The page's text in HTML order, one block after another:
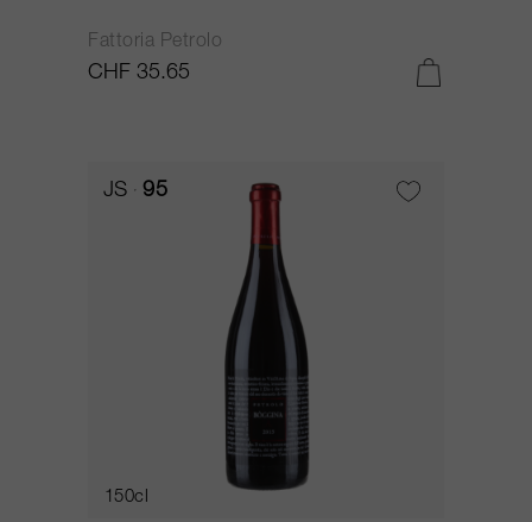
Fattoria Petrolo
CHF 35.65
JS 95
150cl